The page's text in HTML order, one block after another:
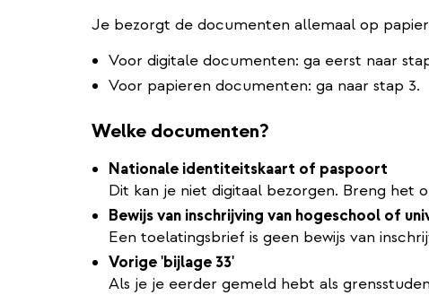
Je bezorgt de documenten allemaal op
Voor digitale documenten: ga eerst naar
Voor papieren documenten: ga naar stap 3.
Welke documenten?
Nationale identiteitskaart of paspoort
Dit kan je niet digitaal bezorgen. Breng het
Bewijs van inschrijving van hogeschool of
Een toelatingsbrief is geen bewijs van
Vorige 'bijlage 33'
Als je je eerder gemeld hebt als